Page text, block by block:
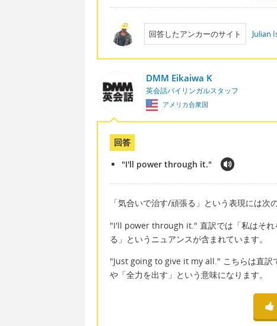
回答したアンカーのサイト Julian
DMM Eikaiwa K
英会話バイリンガルスタッフ
アメリカ合衆国
回答
"I'll power through it."
「気合いで治す/頑張る」という表現には次
"I'll power through it." 直訳では「私はそれ
る」というニュアンスが含まれています。
"Just going to give it my all." こちらは直訳
や「全力を出す」という意味になります。